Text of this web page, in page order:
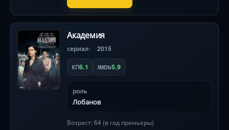
Академия
сериал 2015
КП6.1 IMDb5.9
роль
Лобанов
Возраст: 64 (в год премьеры)